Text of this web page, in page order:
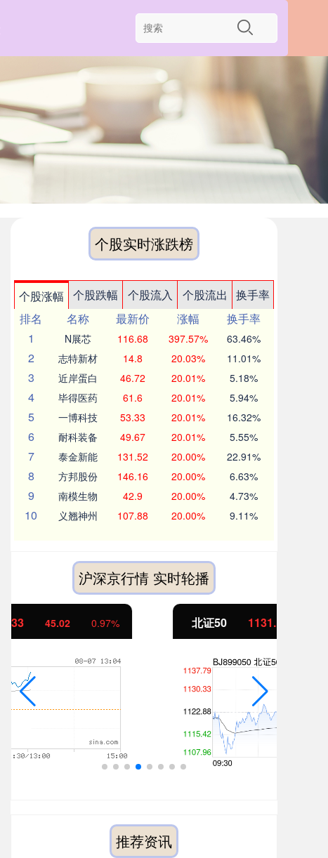
个股实时涨跌榜
个股涨幅 个股跌幅 个股流入 个股流出
换手率
排名
名称 最新价 涨幅
换手率
1
N展芯 116.68 397.57% 63.46%
2 志特新材 14.8 20.03% 11.01%
3 近岸蛋白 46.72 20.01% 5.18%
4 毕得医药 61.6 20.01% 5.94%
5 一博科技 53.33 20.01% 16.32%
6 耐科装备 49.67 20.01% 5.55%
7 泰金新能 131.52 20.00% 22.91%
8 方邦股份 146.16 20.00% 6.63%
9 南模生物 42.9 20.00% 4.73%
10 义翘神州 107.88 20.00% 9.11%
沪深京行情 实时轮播
北证50 1131.10 0.73%
推荐资讯